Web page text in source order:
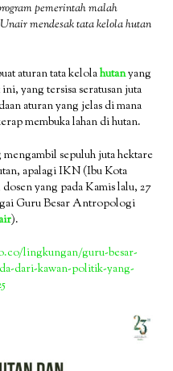
pemerintah malah
mendesak tata kelola hutan
aturan tata kelolahutanyang
yang tersisa seratusan juta
aturan yang jelas di mana
membuka lahan di hutan.
mengambil sepuluh juta hektare
apalagi IKN (Ibu Kota
yang pada Kamis lalu, 27
Guru Besar Antropologi
).
lingkungan/guru-besar-
dari-kawan-politik-yang-